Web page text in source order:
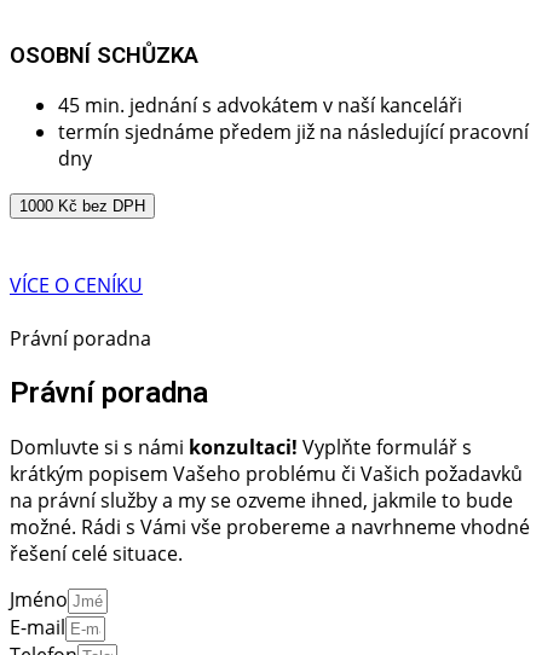
OSOBNÍ SCHŮZKA
45 min. jednání s advokátem v naší kanceláři
termín sjednáme předem již na následující pracovní
dny
1000 Kč bez DPH
VÍCE O CENÍKU
Právní poradna
Právní poradna
Domluvte si s námi konzultaci! Vyplňte formulář s
krátkým popisem Vašeho problému či Vašich požadavků
na právní služby a my se ozveme ihned, jakmile to bude
možné. Rádi s Vámi vše probereme a navrhneme vhodné
řešení celé situace.
Jméno
E-mail